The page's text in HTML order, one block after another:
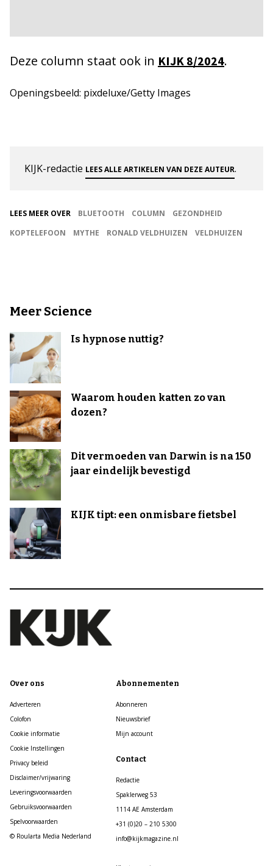
Deze column staat ook in KIJK 8/2024.
Openingsbeeld: pixdeluxe/Getty Images
KIJK-redactie LEES ALLE ARTIKELEN VAN DEZE AUTEUR.
LEES MEER OVER BLUETOOTH COLUMN
GEZONDHEID
KOPTELEFOON
MYTHE RONALD VELDHUIZEN VELDHUIZEN
Meer Science
Is hypnose nuttig?
Waarom houden katten zo van
dozen?
Dit vermoeden van Darwin is na 150
jaar eindelijk bevestigd
KIJK tipt: een onmisbare fietsbel
Over ons
Adverteren
Colofon
Cookie informatie
Cookie Instellingen
Privacy beleid
Disclaimer/vrijwaring
Leveringsvoorwaarden
Gebruiksvoorwaarden
Spelvoorwaarden
© Roularta Media Nederland
Abonnementen
Abonneren
Nieuwsbrief
Mijn account
Contact
Redactie
Spaklerweg 53
1114 AE Amsterdam
+31 (0)20 – 210 5300
info@kijkmagazine.nl